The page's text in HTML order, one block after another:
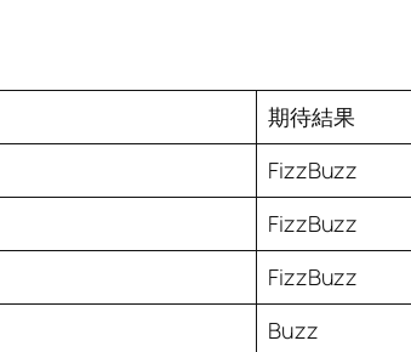
期待結果
FizzBuzz
FizzBuzz
FizzBuzz
Buzz